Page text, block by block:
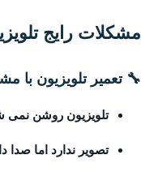
مشکلات رایج
🔧 تعمیر تلویزیون با
تلویزیون روشن نمی
تصویر ندارد اما صدا